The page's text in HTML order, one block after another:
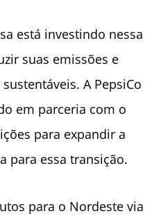
está investindo nessa
suas emissões e
A PepsiCo
em parceria com o
para expandir a
para essa transição.
para o Nordeste via